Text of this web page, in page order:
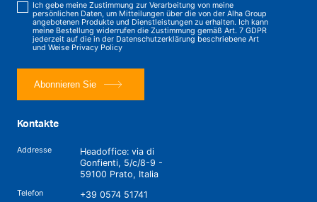
Ich gebe meine Zustimmung zur Verarbeitung von meine
persönlichen Daten, um Mitteilungen über die von der Alha Group
angebotenen Produkte und Dienstleistungen zu erhalten. Ich kann
meine Bestellung widerrufen die Zustimmung gemäß Art. 7 GDPR
jederzeit auf die in der Datenschutzerklärung beschriebene Art
und Weise Privacy Policy
Abonnieren Sie
Kontakte
Addresse
Headoffice: via di
Gonfienti, 5/c/8-9 -
59100 Prato, Italia
Telefon +39 0574 51741